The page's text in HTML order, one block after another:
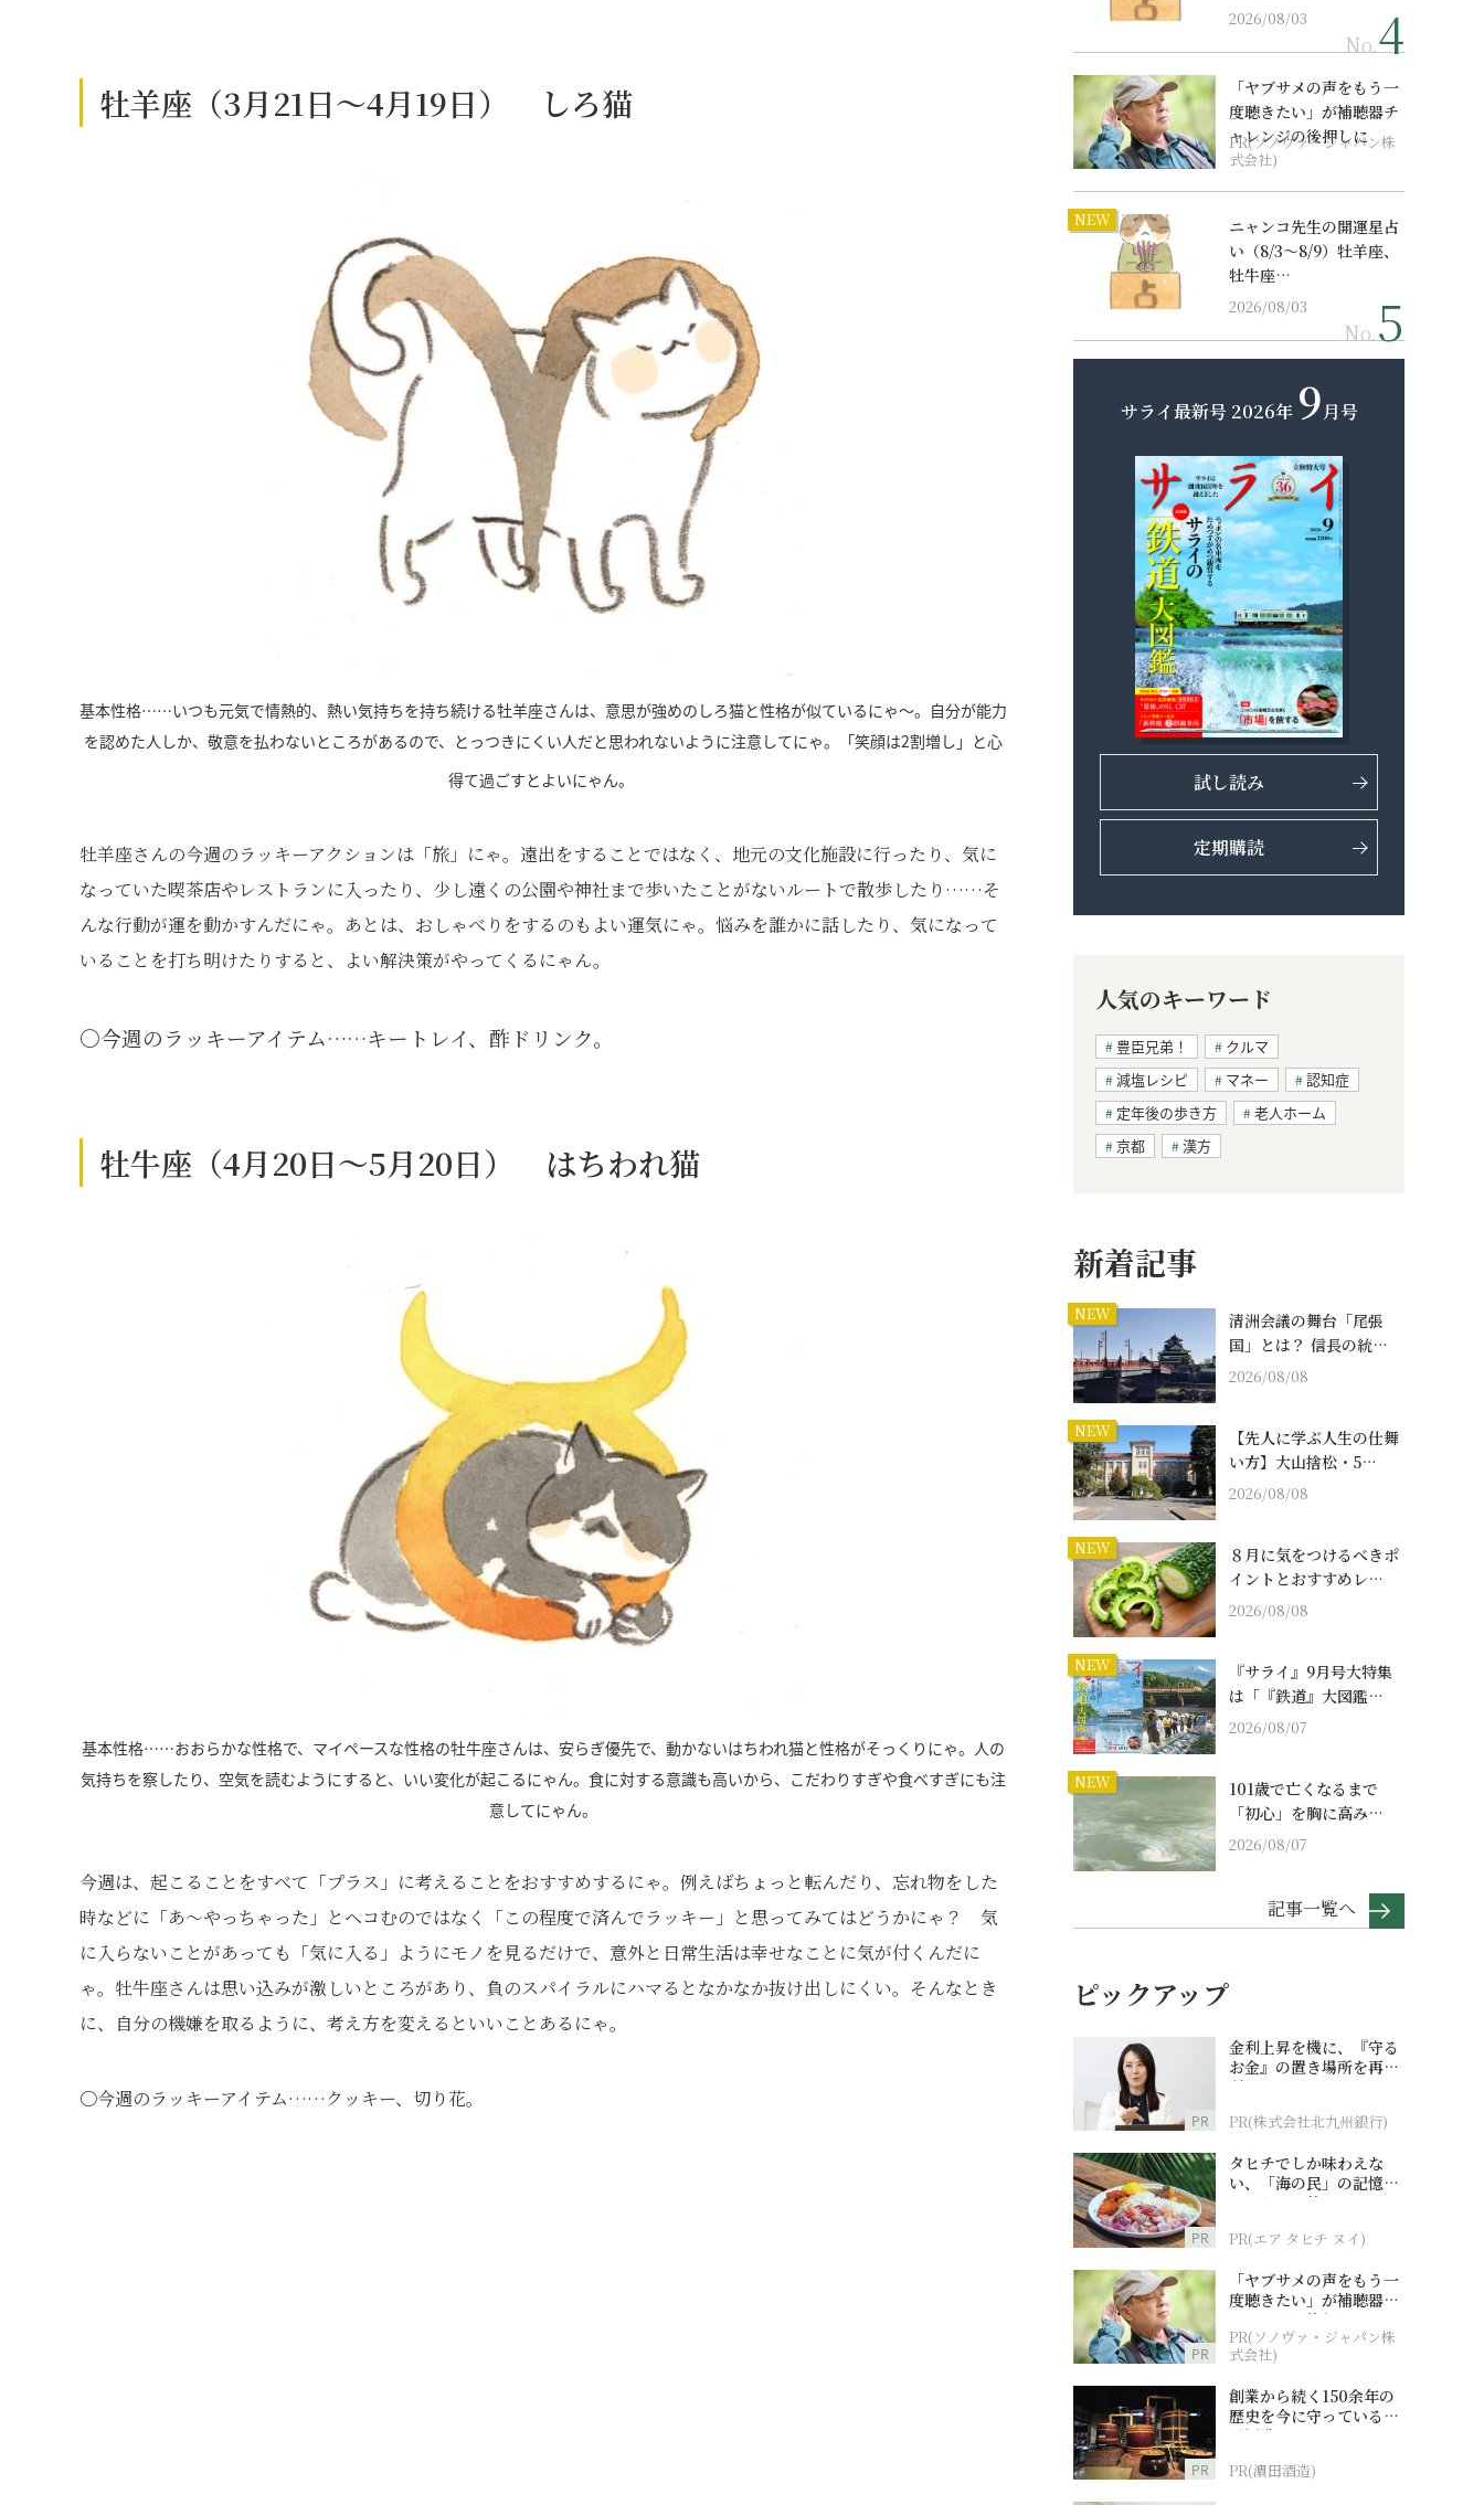
牡羊座（3月21日～4月19日） しろ猫
基本性格……いつも元気で情熱的、熱い気持ちを持ち続ける牡羊座さんは、意思が強めのしろ猫と性格が似ているにゃ～。自分が能力
を認めた人しか、敬意を払わないところがあるので、とっつきにくい人だと思われないように注意してにゃ。「笑顔は2割増し」と心
得て過ごすとよいにゃん。
牡羊座さんの今週のラッキーアクションは「旅」にゃ。遠出をすることではなく、地元の文化施設に行ったり、気に
なっていた喫茶店やレストランに入ったり、少し遠くの公園や神社まで歩いたことがないルートで散歩したり……そ
んな行動が運を動かすんだにゃ。あとは、おしゃべりをするのもよい運気にゃ。悩みを誰かに話したり、気になって
いることを打ち明けたりすると、よい解決策がやってくるにゃん。
〇今週のラッキーアイテム……キートレイ、酢ドリンク。
牡牛座（4月20日～5月20日） はちわれ猫
基本性格……おおらかな性格で、マイペースな性格の牡牛座さんは、安らぎ優先で、動かないはちわれ猫と性格がそっくりにゃ。人の
気持ちを察したり、空気を読むようにすると、いい変化が起こるにゃん。食に対する意識も高いから、こだわりすぎや食べすぎにも注
意してにゃん。
今週は、起こることをすべて「プラス」に考えることをおすすめするにゃ。例えばちょっと転んだり、忘れ物をした
時などに「あ～やっちゃった」とヘコむのではなく「この程度で済んでラッキー」と思ってみてはどうかにゃ？ 気
に入らないことがあっても「気に入る」ようにモノを見るだけで、意外と日常生活は幸せなことに気が付くんだに
ゃ。牡牛座さんは思い込みが激しいところがあり、負のスパイラルにハマるとなかなか抜け出しにくい。そんなとき
に、自分の機嫌を取るように、考え方を変えるといいことあるにゃ。
〇今週のラッキーアイテム……クッキー、切り花。
2026/08/03
No.
「ヤブサメの声をもう一
度聴きたい」が補聴器チ
ャレンジの後押しに
PR(ソノヴァ・ジャパン株
式会社)
NEW
ニャンコ先生の開運星占
い（8/3～8/9）牡羊座、
牡牛座…
2026/08/03
No.
サライ最新号 2026年 9月号
試し読み
定期購読
人気のキーワード
豊臣兄弟！
クルマ
減塩レシピ
マネー
認知症
定年後の歩き方
老人ホーム
京都
漢方
新着記事
NEW
清洲会議の舞台「尾張
国」とは？ 信長の統…
2026/08/08
NEW
【先人に学ぶ人生の仕舞
い方】大山捨松・5…
2026/08/08
NEW
８月に気をつけるべきポ
イントとおすすめレ…
2026/08/08
NEW
『サライ』9月号大特集
は「『鉄道』大図鑑…
2026/08/07
NEW
101歳で亡くなるまで
「初心」を胸に高み…
2026/08/07
記事一覧へ
ピックアップ
PR
金利上昇を機に、『守る
お金』の置き場所を再検
討
PR(株式会社北九州銀行)
PR
タヒチでしか味わえな
い、「海の民」の記憶へ
とつながる旅
PR(エア タヒチ ヌイ)
PR
「ヤブサメの声をもう一
度聴きたい」が補聴器チ
ャレンジの後押しに
PR(ソノヴァ・ジャパン株
式会社)
PR
創業から続く150余年の
歴史を今に守っている濵
田酒造
PR(濵田酒造)